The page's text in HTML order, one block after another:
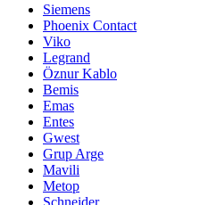
Siemens
Phoenix Contact
Viko
Legrand
Öznur Kablo
Bemis
Emas
Entes
Gwest
Grup Arge
Mavili
Metop
Schneider